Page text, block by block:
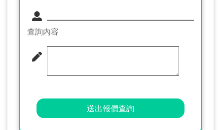
查詢內容
送出報價查詢